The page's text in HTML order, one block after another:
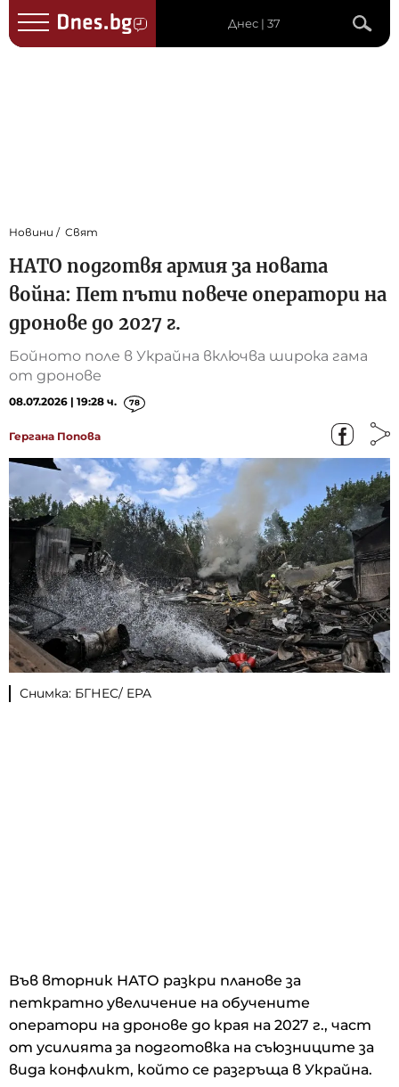
Днес | 37
Новини Свят
НАТО подготвя армия за новата
война: Пет пъти повече оператори на
дронове до 2027 г.
Бойното поле в Украйна включва широка гама
от дронове
08.07.2026 | 19:28 ч. 78
Гергана Попова
Снимка: БГНЕС/ EPA
Във вторник НАТО разкри планове за
петкратно увеличение на обучените
оператори на дронове до края на 2027 г., част
от усилията за подготовка на съюзниците за
вида конфликт, който се разгръща в Украйна.